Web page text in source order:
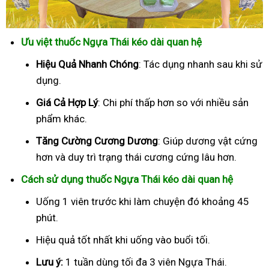
Ưu việt thuốc Ngựa Thái kéo dài quan hệ
Hiệu Quả Nhanh Chóng: Tác dụng nhanh sau khi sử
dụng.
Giá Cả Hợp Lý: Chi phí thấp hơn so với nhiều sản
phẩm khác.
Tăng Cường Cương Dương: Giúp dương vật cứng
hơn và duy trì trạng thái cương cứng lâu hơn.
Cách sử dụng thuốc Ngựa Thái kéo dài quan hệ
Uống 1 viên trước khi làm chuyện đó khoảng 45
phút.
Hiệu quả tốt nhất khi uống vào buổi tối.
Lưu ý: 1 tuần dùng tối đa 3 viên Ngựa Thái.